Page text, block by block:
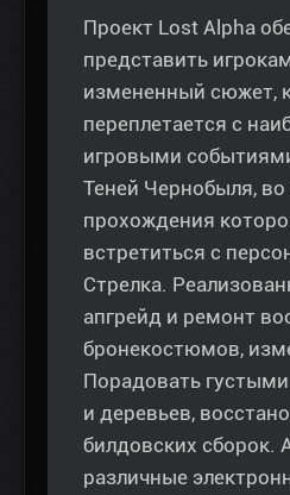
Проект Lost Alpha
представить
измененный сюжет,
переплетается с
игровыми
Теней Чернобыля,
прохождения
встретиться с
Стрелка.
апгрейд и ремонт
бронекостюмов,
Порадовать
и деревьев,
билдовских сборок.
различные